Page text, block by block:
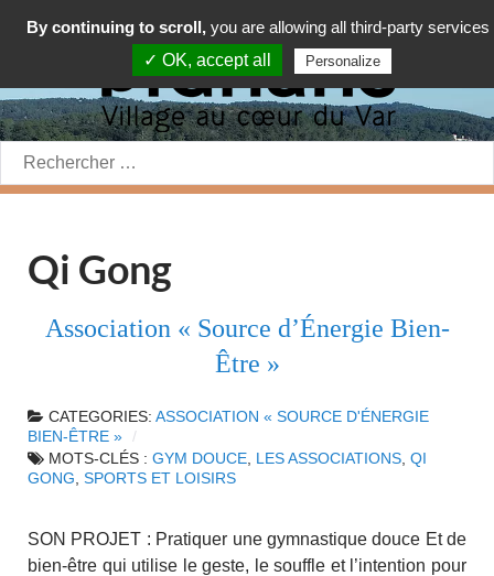
Rechercher:
Qi Gong
Association « Source d’Énergie Bien-
Être »
CATEGORIES: ASSOCIATION « SOURCE D'ÉNERGIE
BIEN-ÊTRE »
MOTS-CLÉS : GYM DOUCE, LES ASSOCIATIONS, QI
GONG, SPORTS ET LOISIRS
SON PROJET : Pratiquer une gymnastique douce Et de
bien-être qui utilise le geste, le souffle et l’intention pour
By continuing to scroll, you are allowing all third-party services
✓ OK, accept all
Personalize